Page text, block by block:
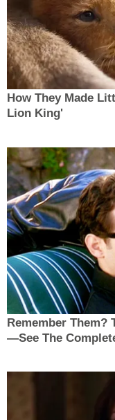
How They Made
Lion King'
Remember Them?
—See The